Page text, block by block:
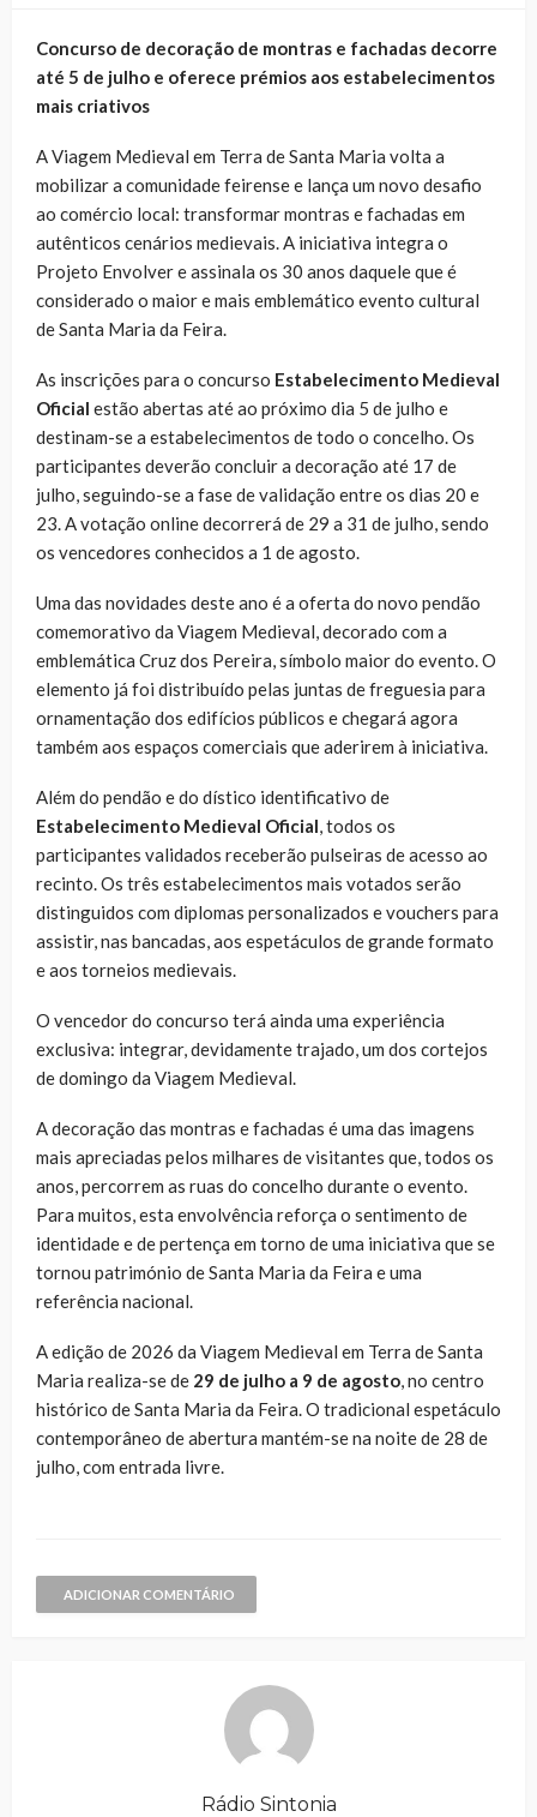
Concurso de decoração de montras e fachadas decorre
até 5 de julho e oferece prémios aos estabelecimentos
mais criativos
A Viagem Medieval em Terra de Santa Maria volta a
mobilizar a comunidade feirense e lança um novo desafio
ao comércio local: transformar montras e fachadas em
autênticos cenários medievais. A iniciativa integra o
Projeto Envolver e assinala os 30 anos daquele que é
considerado o maior e mais emblemático evento cultural
de Santa Maria da Feira.
As inscrições para o concurso Estabelecimento Medieval
Oficial estão abertas até ao próximo dia 5 de julho e
destinam-se a estabelecimentos de todo o concelho. Os
participantes deverão concluir a decoração até 17 de
julho, seguindo-se a fase de validação entre os dias 20 e
23. A votação online decorrerá de 29 a 31 de julho, sendo
os vencedores conhecidos a 1 de agosto.
Uma das novidades deste ano é a oferta do novo pendão
comemorativo da Viagem Medieval, decorado com a
emblemática Cruz dos Pereira, símbolo maior do evento. O
elemento já foi distribuído pelas juntas de freguesia para
ornamentação dos edifícios públicos e chegará agora
também aos espaços comerciais que aderirem à iniciativa.
Além do pendão e do dístico identificativo de
Estabelecimento Medieval Oficial, todos os
participantes validados receberão pulseiras de acesso ao
recinto. Os três estabelecimentos mais votados serão
distinguidos com diplomas personalizados e vouchers para
assistir, nas bancadas, aos espetáculos de grande formato
e aos torneios medievais.
O vencedor do concurso terá ainda uma experiência
exclusiva: integrar, devidamente trajado, um dos cortejos
de domingo da Viagem Medieval.
A decoração das montras e fachadas é uma das imagens
mais apreciadas pelos milhares de visitantes que, todos os
anos, percorrem as ruas do concelho durante o evento.
Para muitos, esta envolvência reforça o sentimento de
identidade e de pertença em torno de uma iniciativa que se
tornou património de Santa Maria da Feira e uma
referência nacional.
A edição de 2026 da Viagem Medieval em Terra de Santa
Maria realiza-se de 29 de julho a 9 de agosto, no centro
histórico de Santa Maria da Feira. O tradicional espetáculo
contemporâneo de abertura mantém-se na noite de 28 de
julho, com entrada livre.
ADICIONAR COMENTÁRIO
Rádio Sintonia